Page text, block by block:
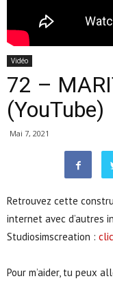
Vidéo
72 –
(YouTube)
Mai 7, 2021
Retrouvez cette
internet avec d’autres
Studiosimscreation :
Pour m’aider, tu peux